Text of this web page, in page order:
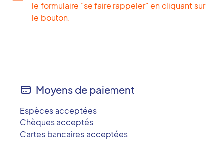
le formulaire "se faire rappeler" en cliquant sur
le bouton.
Moyens de paiement
Espèces acceptées
Chèques acceptés
Cartes bancaires acceptées